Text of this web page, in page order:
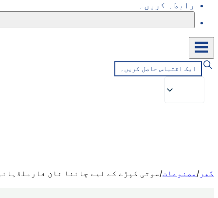
رابطہ کریں۔
ایک اقتباس حاصل کریں۔
گھر / مصنوعات/سوتی کپڑے کے لیے چائنا نان